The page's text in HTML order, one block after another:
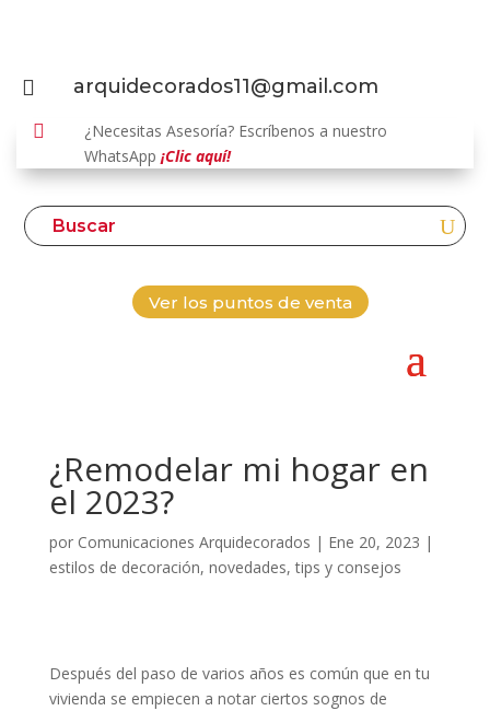
 arquidecorados11@gmail.com

¿Necesitas Asesoría? Escríbenos a nuestro
WhatsApp ¡Clic aquí!
Ver los puntos de venta
¿Remodelar mi hogar en
el 2023?
por Comunicaciones Arquidecorados | Ene 20, 2023 |
estilos de decoración, novedades,tips y consejos
Después del paso de varios años es común que en tu
vivienda se empiecen a notar ciertos sognos de